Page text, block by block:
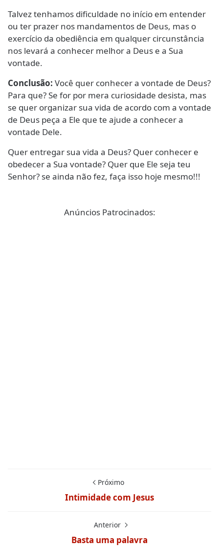
Talvez tenhamos dificuldade no início em entender
ou ter prazer nos mandamentos de Deus, mas o
exercício da obediência em qualquer circunstância
nos levará a conhecer melhor a Deus e a Sua
vontade.
Conclusão: Você quer conhecer a vontade de Deus?
Para que? Se for por mera curiosidade desista, mas
se quer organizar sua vida de acordo com a vontade
de Deus peça a Ele que te ajude a conhecer a
vontade Dele.
Quer entregar sua vida a Deus? Quer conhecer e
obedecer a Sua vontade? Quer que Ele seja teu
Senhor? se ainda não fez, faça isso hoje mesmo!!!
Anúncios Patrocinados:
Próximo
Intimidade com Jesus
Anterior
Basta uma palavra